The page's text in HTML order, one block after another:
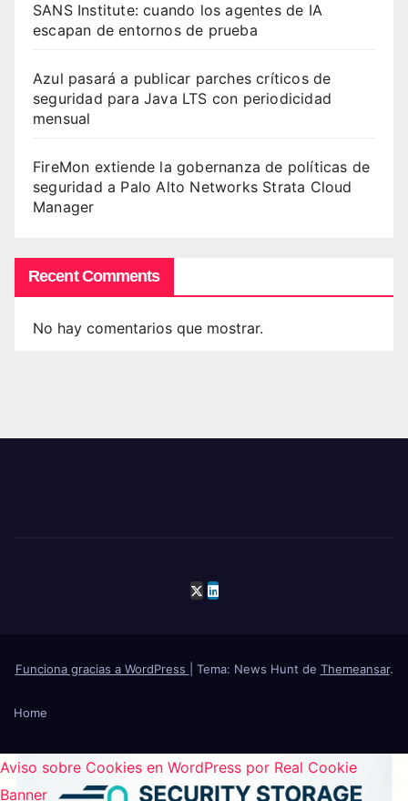
SANS Institute: cuando los agentes de IA
escapan de entornos de prueba
Azul pasará a publicar parches críticos de
seguridad para Java LTS con periodicidad
mensual
FireMon extiende la gobernanza de políticas de
seguridad a Palo Alto Networks Strata Cloud
Manager
Recent Comments
No hay comentarios que mostrar.
Funciona gracias a WordPress Tema: News Hunt de Themeansar.
Home
Aviso sobre Cookies en WordPress por Real Cookie
Banner